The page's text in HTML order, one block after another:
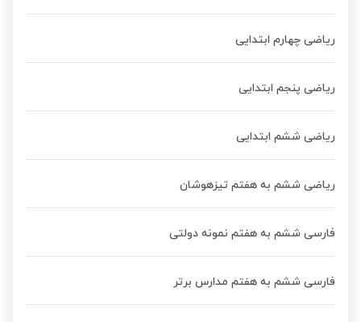
ریاضی چهارم ابتدایی
ریاضی پنجم ابتدایی
ریاضی ششم ابتدایی
ریاضی ششم به هفتم تیزهوشان
فارسی ششم به هفتم نمونه دولتی
فارسی ششم به هفتم مدارس برتر